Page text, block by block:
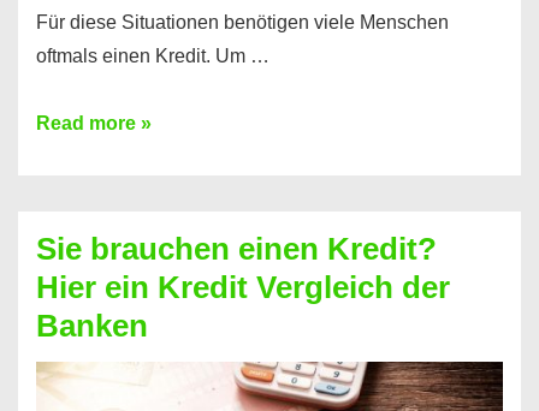
Für diese Situationen benötigen viele Menschen
oftmals einen Kredit. Um …
Brauchen
Summe
Geld?
Hier
einen
10000
Read more »
Sie brauchen einen Kredit?
Hier ein Kredit Vergleich der
Banken